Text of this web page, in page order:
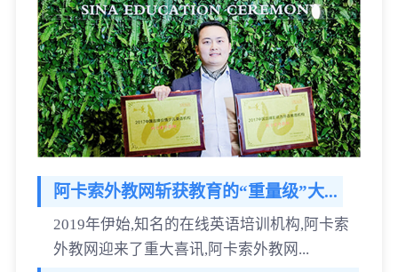
阿卡索外教网斩获教育的“重量级”大...
2019年伊始,知名的在线英语培训机构,阿卡索
外教网迎来了重大喜讯,阿卡索外教网...